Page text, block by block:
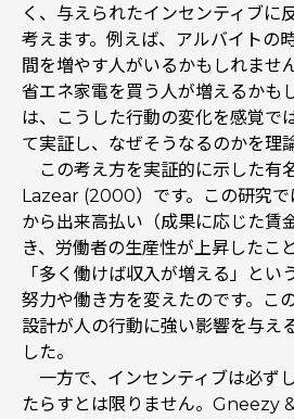
く、与えられたインセンティブに
考えます。例えば、アルバイトの
間を増やす人がいるかもしれませ
省エネ家電を買う人が増えるかも
は、こうした行動の変化を感覚で
て実証し、なぜそうなるのかを理
この考え方を実証的に示した有
Lazear (2000）です。この研究
から出来高払い（成果に応じた賃
き、労働者の生産性が上昇したこ
「多く働けば収入が増える」とい
努力や働き方を変えたのです。こ
設計が人の行動に強い影響を与え
した。
一方で、インセンティブは必ず
たらすとは限りません。Gneezy